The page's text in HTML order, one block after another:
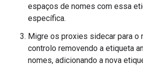
espaços de nomes com essa
específica.
Migre os proxies sidecar para o
controlo removendo a etiqueta
nomes, adicionando a nova